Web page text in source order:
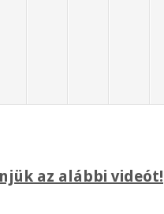
az alábbi videót!